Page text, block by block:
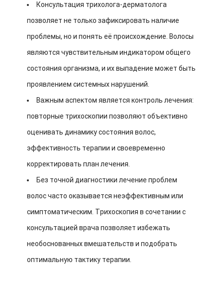
Консультация трихолога-дерматолога
позволяет не только зафиксировать наличие
проблемы, но и понять её происхождение. Волосы
являются чувствительным индикатором общего
состояния организма, и их выпадение может быть
проявлением системных нарушений.
Важным аспектом является контроль лечения:
повторные трихоскопии позволяют объективно
оценивать динамику состояния волос,
эффективность терапии и своевременно
корректировать план лечения.
Без точной диагностики лечение проблем
волос часто оказывается неэффективным или
симптоматическим. Трихоскопия в сочетании с
консультацией врача позволяет избежать
необоснованных вмешательств и подобрать
оптимальную тактику терапии.